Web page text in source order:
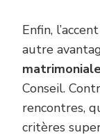
Enfin,
autre
Conseil.
rencontres,
critères